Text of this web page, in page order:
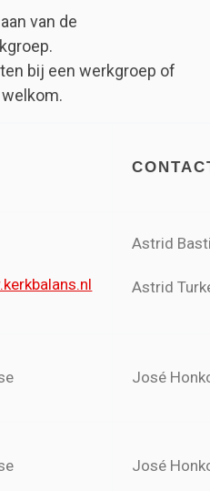
van de
bij een werkgroep of
Astrid
Astrid
José
José